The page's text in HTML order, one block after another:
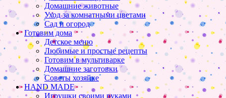
Домашние животные
Уход за комнатными цветами
Сад и огород
Готовим дома
Детское меню
Любимые и простые рецепты
Готовим в мультиварке
Домашние заготовки
Советы хозяйке
HAND MADE
Игрушки своими руками